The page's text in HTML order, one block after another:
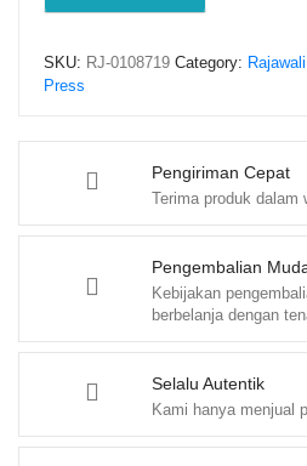
Pengiriman Cepat
Terima produk dalam
Pengembalian
Kebijakan
berbelanja dengan
Selalu Autentik
Kami hanya menjual
–
Amirsyah
SKU: RJ-0108719 Category:
Press